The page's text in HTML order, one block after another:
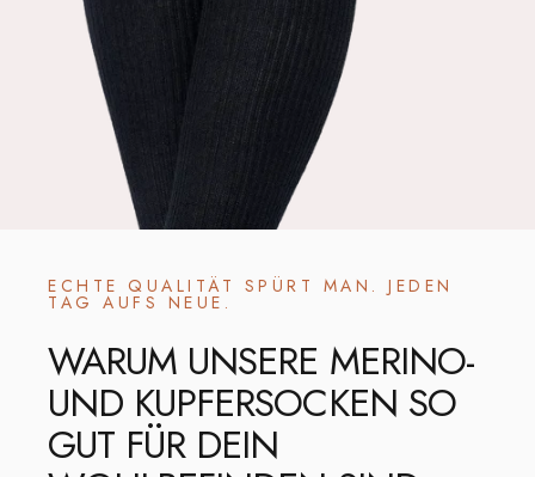
ECHTE QUALITÄT SPÜRT MAN. JEDEN
TAG AUFS NEUE.
WARUM UNSERE MERINO-
UND KUPFERSOCKEN SO
GUT FÜR DEIN